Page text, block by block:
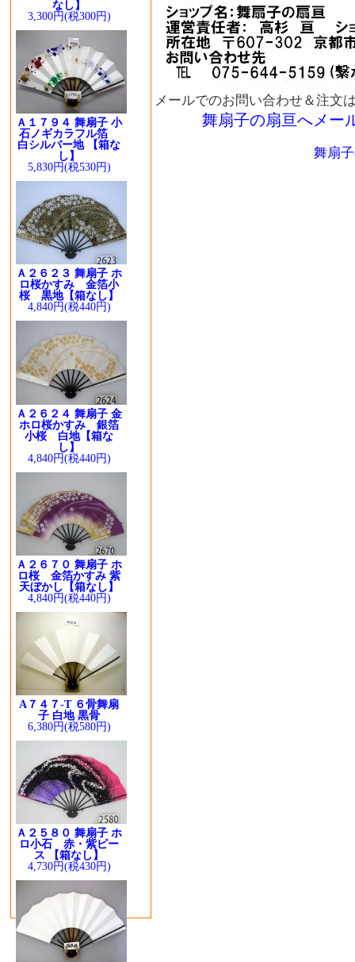
なし】
3,300円(税300円)
Ａ１７９４ 舞扇子 小
石ノギカラフル箔
白シルバー地 【箱な
し】
5,830円(税530円)
Ａ２６２３ 舞扇子 ホ
ロ桜かすみ 金箔小
桜 黒地【箱なし】
4,840円(税440円)
Ａ２６２４ 舞扇子 金
ホロ桜かすみ 銀箔
小桜 白地【箱な
し】
4,840円(税440円)
Ａ２６７０ 舞扇子 ホ
ロ桜 金箔かすみ 紫
天ぼかし【箱なし】
4,840円(税440円)
A７４７-T ６骨舞扇
子 白地 黒骨
6,380円(税580円)
Ａ２５８０ 舞扇子 ホ
ロ小石 赤・紫ピー
ス 【箱なし】
4,730円(税430円)
メールでのお問い合わせ＆注文
舞扇子の扇亘へメー
舞扇